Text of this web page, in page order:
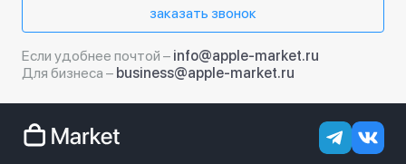
заказать звонок
Если удобнее почтой – info@apple-market.ru
Для бизнеса – business@apple-market.ru